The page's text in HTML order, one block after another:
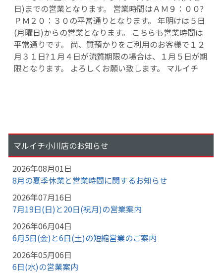
日)までの営業となります。 営業時間はＡＭ９：００?
ＰＭ２０：３０の平常通りとなります。 年明けは５日
(月曜日)からの営業となります。 こちらも営業時間は
平常通りです。 尚、質預かりをご利用のお客様で１２
月３１日?１月４日が流質期限の場合は、１月５日が期
限となります。 よろしくお願い致します。 マルイチ
マルイチ小川店のお知らせ
2026年08月01日
8月の夏季休業と営業時間に関するお知らせ
2026年07月16日
7月19日(日)と20日(祝月)の営業案内
2026年06月04日
6月5日(金)と6日(土)の短縮営業のご案内
2026年05月06日
6日(水)の営業案内